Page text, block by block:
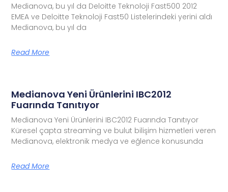
Medianova, bu yıl da Deloitte Teknoloji Fast500 2012
EMEA ve Deloitte Teknoloji Fast50 Listelerindeki yerini aldı
Medianova, bu yıl da
Read More
Medianova Yeni Ürünlerini IBC2012
Fuarında Tanıtıyor
Medianova Yeni Ürünlerini IBC2012 Fuarında Tanıtıyor
Küresel çapta streaming ve bulut bilişim hizmetleri veren
Medianova, elektronik medya ve eğlence konusunda
Read More